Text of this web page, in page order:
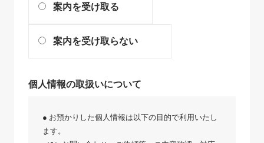
案内を受け取る
案内を受け取らない
個人情報の取扱いについて
● お預かりした個人情報は以下の目的で利用いたし
ます。